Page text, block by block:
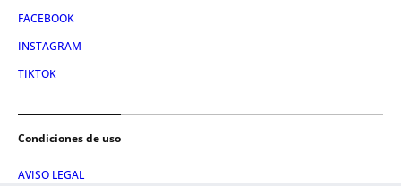
FACEBOOK
INSTAGRAM
TIKTOK
Condiciones de uso
AVISO LEGAL